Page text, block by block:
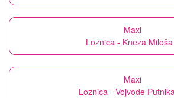
Maxi
Loznica - Kneza
Maxi
Loznica - Vojvode